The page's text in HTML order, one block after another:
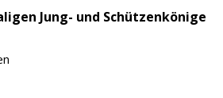
Jung- und Schützenkönige